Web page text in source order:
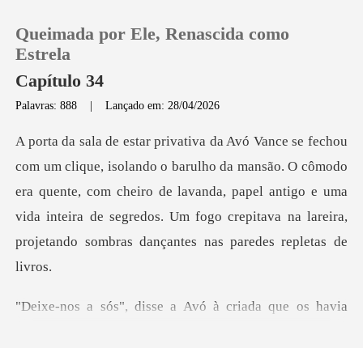
Loja
Histórico
Baixar App
Queimada por Ele, Renascida como
Estrela
Capítulo 34
Palavras: 888 |Lançado em: 28/04/2026
mansão. O cômodo
era quente, com cheiro de lavanda, papel antigo e uma
vida inteira de segred
isse a Avó à criada